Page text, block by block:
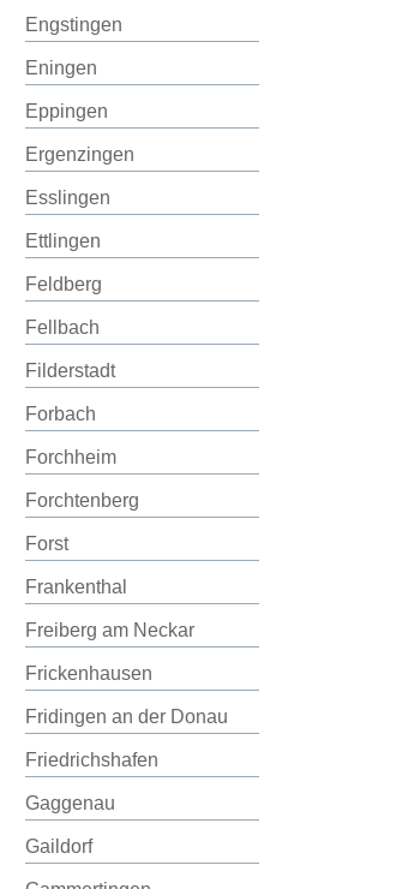
Engstingen
Eningen
Eppingen
Ergenzingen
Esslingen
Ettlingen
Feldberg
Fellbach
Filderstadt
Forbach
Forchheim
Forchtenberg
Forst
Frankenthal
Freiberg am Neckar
Frickenhausen
Fridingen an der Donau
Friedrichshafen
Gaggenau
Gaildorf